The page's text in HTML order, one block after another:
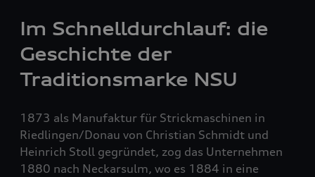
Im Schnelldurchlauf: die
Geschichte der
Traditionsmarke NSU
1873 als Manufaktur für Strickmaschinen in
Riedlingen/Donau von Christian Schmidt und
Heinrich Stoll gegründet, zog das Unternehmen
1880 nach Neckarsulm, wo es 1884 in eine